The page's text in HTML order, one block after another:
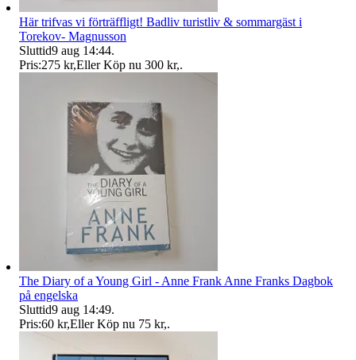
Här trifvas vi förträffligt! Badliv turistliv & sommargäst i
Torekov- Magnusson
Sluttid9 aug 14:44.
Pris:275 kr,Eller Köp nu 300 kr,.
The Diary of a Young Girl - Anne Frank Anne Franks Dagbok
på engelska
Sluttid9 aug 14:49.
Pris:60 kr,Eller Köp nu 75 kr,.